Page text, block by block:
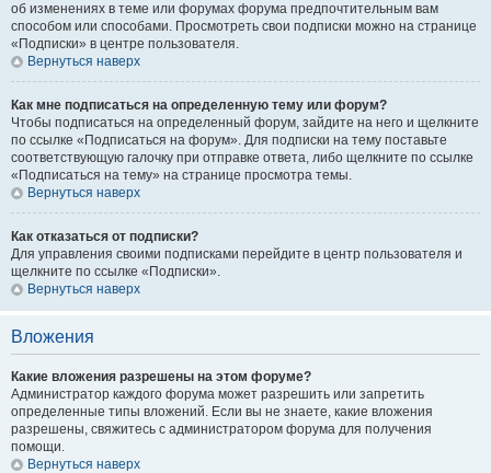
об изменениях в теме или форумах форума предпочтительным вам
способом или способами. Просмотреть свои подписки можно на странице
«Подписки» в центре пользователя.
Вернуться наверх
Как мне подписаться на определенную тему или форум?
Чтобы подписаться на определенный форум, зайдите на него и щелкните
по ссылке «Подписаться на форум». Для подписки на тему поставьте
соответствующую галочку при отправке ответа, либо щелкните по ссылке
«Подписаться на тему» на странице просмотра темы.
Вернуться наверх
Как отказаться от подписки?
Для управления своими подписками перейдите в центр пользователя и
щелкните по ссылке «Подписки».
Вернуться наверх
Вложения
Какие вложения разрешены на этом форуме?
Администратор каждого форума может разрешить или запретить
определенные типы вложений. Если вы не знаете, какие вложения
разрешены, свяжитесь с администратором форума для получения
помощи.
Вернуться наверх